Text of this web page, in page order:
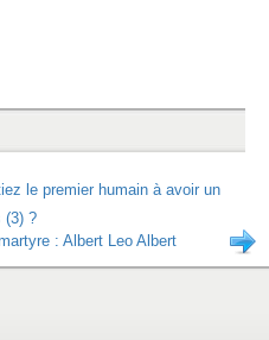
le premier humain à avoir un
(3) ?
: Albert Leo Albert